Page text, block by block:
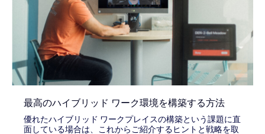
最高のハイブリッド ワーク環境を構築する方法
優れたハイブリッド ワークプレイスの構築という課題に直
面している場合は、これからご紹介するヒントと戦略を取